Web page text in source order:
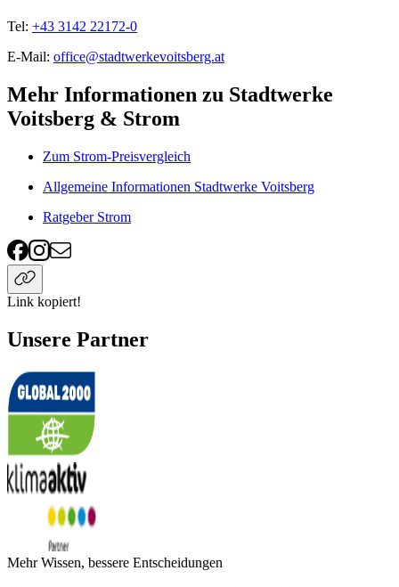
Tel: +43 3142 22172-0
E-Mail: office@stadtwerkevoitsberg.at
Mehr Informationen zu Stadtwerke
Voitsberg & Strom
Zum Strom-Preisvergleich
Allgemeine Informationen Stadtwerke Voitsberg
Ratgeber Strom
Link kopiert!
Unsere Partner
Mehr Wissen, bessere Entscheidungen